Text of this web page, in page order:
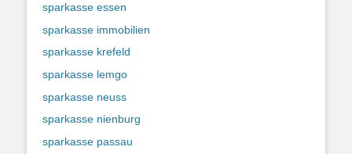
sparkasse essen
sparkasse immobilien
sparkasse krefeld
sparkasse lemgo
sparkasse neuss
sparkasse nienburg
sparkasse passau